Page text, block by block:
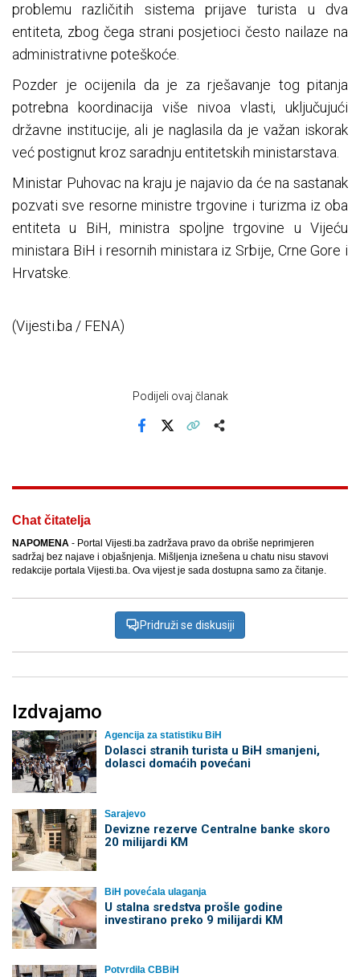
problemu različitih sistema prijave turista u dva
entiteta, zbog čega strani posjetioci često nailaze na
administrativne poteškoće.
Pozder je ocijenila da je za rješavanje tog pitanja
potrebna koordinacija više nivoa vlasti, uključujući
državne institucije, ali je naglasila da je važan iskorak
već postignut kroz saradnju entitetskih ministarstava.
Ministar Puhovac na kraju je najavio da će na sastanak
pozvati sve resorne ministre trgovine i turizma iz oba
entiteta u BiH, ministra spoljne trgovine u Vijeću
ministara BiH i resornih ministara iz Srbije, Crne Gore i
Hrvatske.
(Vijesti.ba / FENA)
Podijeli ovaj članak
Chat čitatelja
NAPOMENA - Portal Vijesti.ba zadržava pravo da obriše neprimjeren
sadržaj bez najave i objašnjenja. Mišljenja iznešena u chatu nisu stavovi
redakcije portala Vijesti.ba. Ova vijest je sada dostupna samo za čitanje.
Pridruži se diskusiji
Izdvajamo
Agencija za statistiku BiH
Dolasci stranih turista u BiH smanjeni,
dolasci domaćih povećani
Sarajevo
Devizne rezerve Centralne banke skoro
20 milijardi KM
BiH povećala ulaganja
U stalna sredstva prošle godine
investirano preko 9 milijardi KM
Potvrdila CBBiH